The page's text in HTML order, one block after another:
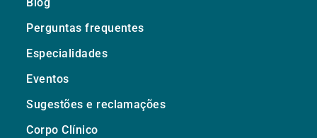
Blog
Perguntas frequentes
Especialidades
Eventos
Sugestões e reclamações
Corpo Clínico